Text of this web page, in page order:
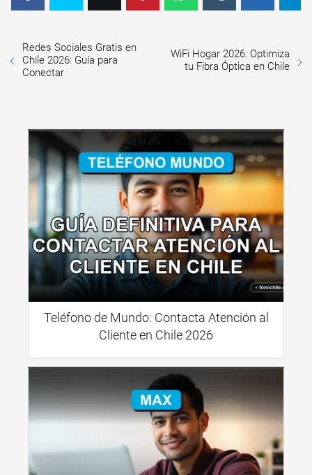
Redes Sociales Gratis en
Chile 2026: Guía para
Conectar
WiFi Hogar 2026: Optimiza
tu Fibra Óptica en Chile
Teléfono de Mundo: Contacta Atención al
Cliente en Chile 2026